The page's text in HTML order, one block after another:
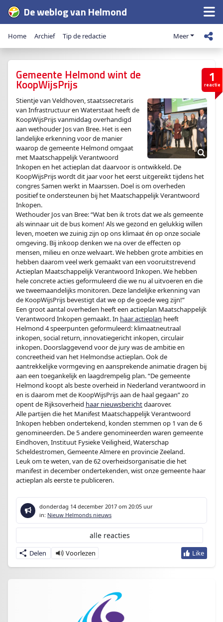
De weblog van Helmond
Home Archief Tip de redactie Meer
1
reactie
Gemeente Helmond wint de
KoopWijsPrijs
Stientje van Veldhoven, staatssecretaris
van Infrastructuur en Waterstaat heeft de
KoopWijsPrijs vanmiddag overhandigd
aan wethouder Jos van Bree. Het is een
landelijke erkenning voor de manier
waarop de gemeente Helmond omgaat
met Maatschappelijk Verantwoord
Inkopen en het actieplan dat daarvoor is ontwikkeld. De
KoopWijsPrijs wordt dit jaar voor het eerst uitgereikt tijdens het
congres Samen werkt in Maarssen. Doel is om overheden
positief te ondersteunen bij het Maatschappelijk Verantwoord
Inkopen.
Wethouder Jos van Bree: “Wat ben ik trots dat we als gemeente
als winnaar uit de bus komen! Als we gezond en gelukkig willen
leven, moeten we zuinig zijn op ons klimaat én op onze sociale
omgeving. Bij inkoop denken we na over de effecten op
mensen, milieu en onze welvaart. We hebben grote ambities en
hebben daarom veel werk gemaakt van een vooruitstrevend
Actieplan Maatschappelijk Verantwoord Inkopen. We hebben
hele concrete acties geformuleerd die we nu al uitvoeren en die
we tweemaandelijks monitoren. Deze landelijke erkenning van
de KoopWijsPrijs bevestigt dat we op de goede weg zijn!”
Een groot aantal overheden heeft een actieplan Maatschappelijk
Verantwoord Inkopen gemaakt. In haar actieplan heeft
Helmond 4 speerpunten geformuleerd: klimaatneutraal
inkopen, social return, innovatiegericht inkopen, circulair
inkopen. Doorslaggevend voor de jury was de ambitie en
concreetheid van het Helmondse actieplan. Ook de
aantrekkelijke vormgeving en aansprekende animatie dragen bij
aan een toegankelijk en laagdrempelig plan. “De gemeente
Helmond koopt als beste overheid in Nederland verantwoord in
en is daarom met de KoopWijsPrijs aan de haal gegaan” zo
opent de Rijksoverheid haar nieuwsberichtdaarover.
Alle partijen die het Manifest Maatschappelijk Verantwoord
Inkopen hebben ondertekend, konden stemmen op 1 van de 6
genomineerden. De 5 andere genomineerden waren gemeente
Eindhoven, Instituut Fysieke Veiligheid, Waterschap
Scheldestromen, Gemeente Almere en provincie Zeeland.
Leuk om te weten, van de 62 overheidsorganisatie die het
manifest in december ondertekenden, wist onze gemeente haar
actieplan als eerste te publiceren.
donderdag 14 december 2017 om 20:05 uur
in: Nieuw Helmonds nieuws
Delen
alle reacties